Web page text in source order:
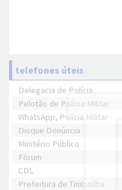
telefones úteis
Delegacia de Polícia
Pelotão de Polícia Militar
WhatsApp, Polícia Militar
Disque Denúncia
Minitério Público
Fórum
CDL
Prefeitura de Timbaúba